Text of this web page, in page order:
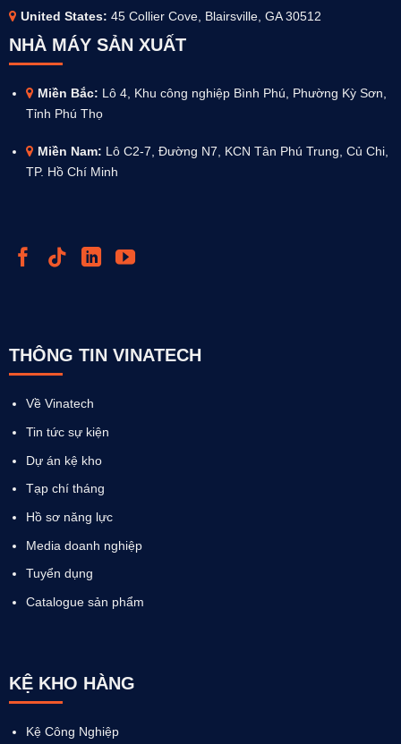
United States: 45 Collier Cove, Blairsville, GA 30512
NHÀ MÁY SẢN XUẤT
Miền Bắc: Lô 4, Khu công nghiệp Bình Phú, Phường Kỳ Sơn,
Tỉnh Phú Thọ
Miền Nam: Lô C2-7, Đường N7, KCN Tân Phú Trung, Củ Chi,
TP. Hồ Chí Minh
THÔNG TIN VINATECH
Về Vinatech
Tin tức sự kiện
Dự án kệ kho
Tạp chí tháng
Hồ sơ năng lực
Media doanh nghiệp
Tuyển dụng
Catalogue sản phẩm
KỆ KHO HÀNG
Kệ Công Nghiệp